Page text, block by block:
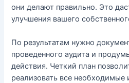
они делают правильно. Это
улучшения вашего
По результатам нужно
проведенного аудита и
действия. Четкий план
реализовать все необходимые